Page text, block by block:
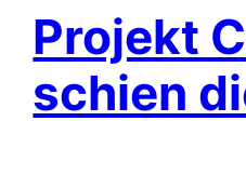
Projekt
schien